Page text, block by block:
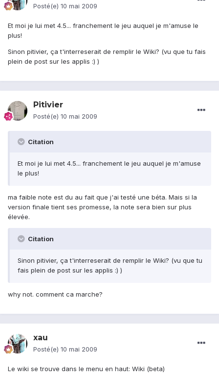
Posté(e) 10 mai 2009
Et moi je lui met 4.5... franchement le jeu auquel je m'amuse le
plus!
Sinon pitivier, ça t'interreserait de remplir le Wiki? (vu que tu fais
plein de post sur les applis :) )
Pitivier
Posté(e) 10 mai 2009
Citation
Et moi je lui met 4.5... franchement le jeu auquel je m'amuse
le plus!
ma faible note est du au fait que j'ai testé une béta. Mais si la
version finale tient ses promesse, la note sera bien sur plus
élevée.
Citation
Sinon pitivier, ça t'interreserait de remplir le Wiki? (vu que tu
fais plein de post sur les applis :) )
why not. comment ca marche?
xau
Posté(e) 10 mai 2009
Le wiki se trouve dans le menu en haut: Wiki (beta)